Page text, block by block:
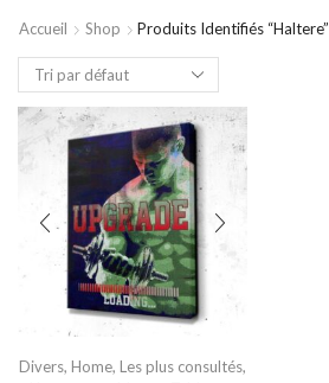
Accueil Shop Produits Identifiés “haltere”
Divers, Home, Les plus consultés,